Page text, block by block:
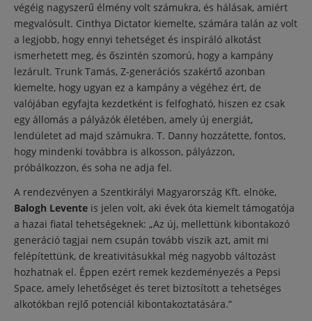
végéig nagyszerű élmény volt számukra, és hálásak, amiért
megvalósult. Cinthya Dictator kiemelte, számára talán az volt
a legjobb, hogy ennyi tehetséget és inspiráló alkotást
ismerhetett meg, és őszintén szomorú, hogy a kampány
lezárult. Trunk Tamás, Z-generációs szakértő azonban
kiemelte, hogy ugyan ez a kampány a végéhez ért, de
valójában egyfajta kezdetként is felfogható, hiszen ez csak
egy állomás a pályázók életében, amely új energiát,
lendületet ad majd számukra. T. Danny hozzátette, fontos,
hogy mindenki továbbra is alkosson, pályázzon,
próbálkozzon, és soha ne adja fel.
A rendezvényen a Szentkirályi Magyarország Kft. elnöke,
Balogh Levente is jelen volt, aki évek óta kiemelt támogatója
a hazai fiatal tehetségeknek: „Az új, mellettünk kibontakozó
generáció tagjai nem csupán tovább viszik azt, amit mi
felépítettünk, de kreativitásukkal még nagyobb változást
hozhatnak el. Éppen ezért remek kezdeményezés a Pepsi
Space, amely lehetőséget és teret biztosított a tehetséges
alkotókban rejlő potenciál kibontakoztatására.”